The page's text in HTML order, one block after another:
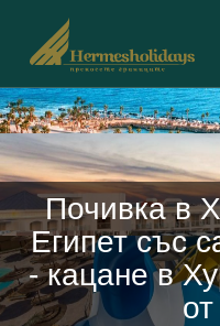
Почивка в
Египет със
- кацане в